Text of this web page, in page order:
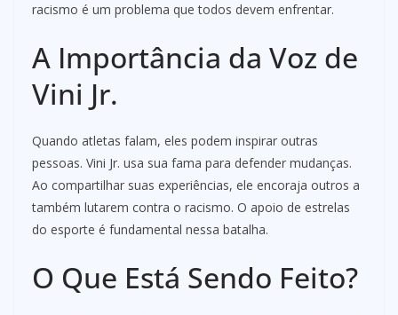
racismo é um problema que todos devem enfrentar.
A Importância da Voz de
Vini Jr.
Quando atletas falam, eles podem inspirar outras
pessoas. Vini Jr. usa sua fama para defender mudanças.
Ao compartilhar suas experiências, ele encoraja outros a
também lutarem contra o racismo. O apoio de estrelas
do esporte é fundamental nessa batalha.
O Que Está Sendo Feito?